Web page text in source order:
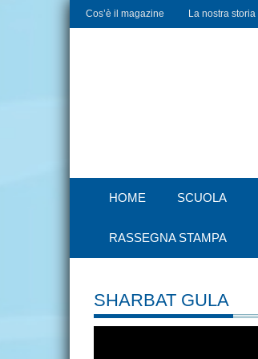
Cos’è il magazine La nostra storia
HOME SCUOLA
RASSEGNA STAMPA
SHARBAT GULA